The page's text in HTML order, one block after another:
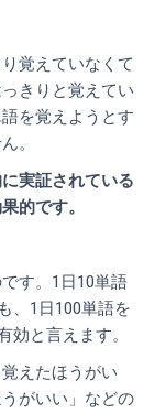
覚えていなくて
きりと覚えてい
を覚えようとす
。
実証されている
的です。
す。1日10単語
、1日100単語を
効と言えます。
えたほうがい
がいい」などの